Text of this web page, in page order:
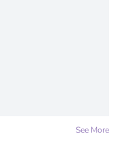
See More